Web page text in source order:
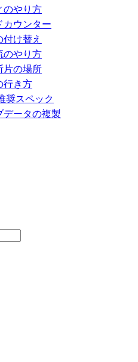
のやり方
カウンター
付け替え
のやり方
片の場所
行き方
奨スペック
データの複製